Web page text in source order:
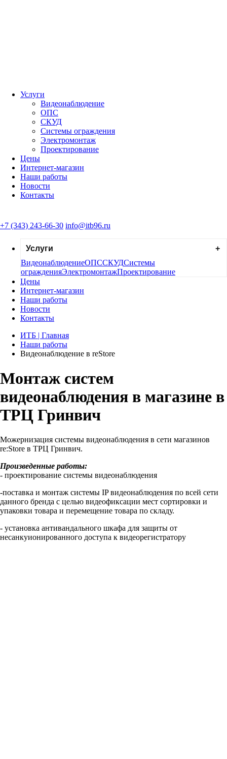
Услуги
Видеонаблюдение
ОПС
СКУД
Системы ограждения
Электромонтаж
Проектирование
Цены
Интернет-магазин
Наши работы
Новости
Контакты
+7 (343) 243-66-30 info@itb96.ru
Услуги
ВидеонаблюдениеОПССКУДСистемы
огражденияЭлектромонтажПроектирование
Цены
Интернет-магазин
Наши работы
Новости
Контакты
ИТБ | Главная
Наши работы
Видеонаблюдение в reStore
Монтаж систем
видеонаблюдения в магазине в
ТРЦ Гринвич
Можернизация системы видеонаблюдения в сети магазинов
re:Store в ТРЦ Гринвич.
Произведенные работы:
- проектирование системы видеонаблюдения
-поставка и монтаж системы IP видеонаблюдения по всей сети
данного бренда с целью видеофиксации мест сортировки и
упаковки товара и перемещение товара по складу.
- установка антивандального шкафа для защиты от
несанкуионированного доступа к видеорегистратору